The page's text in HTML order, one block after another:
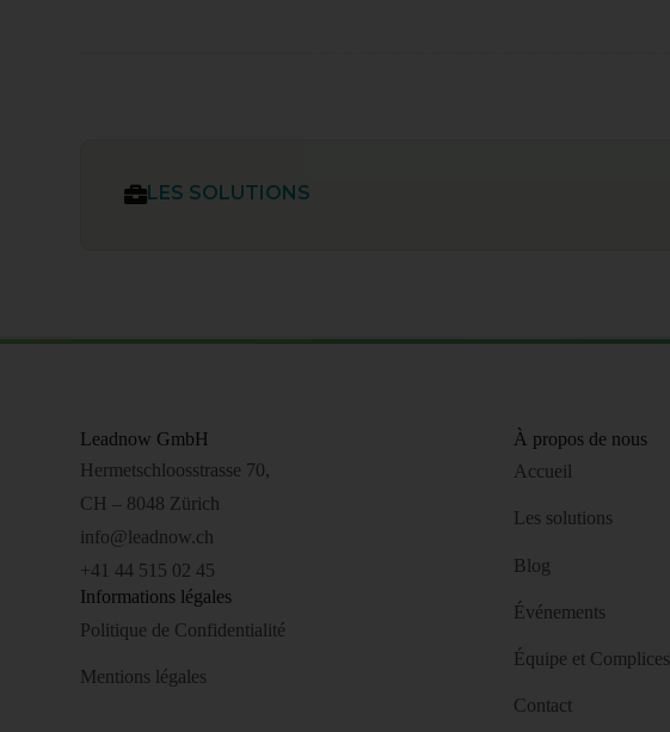
LES SOLUTIONS
Leadnow GmbH
Hermetschloosstrasse 70,
CH – 8048 Zürich
info@leadnow.ch
+41 44 515 02 45
Informations légales
Politique de Confidentialité
Mentions légales
À propos de nous
Accueil
Les solutions
Blog
Événements
Équipe et Complices
Contact